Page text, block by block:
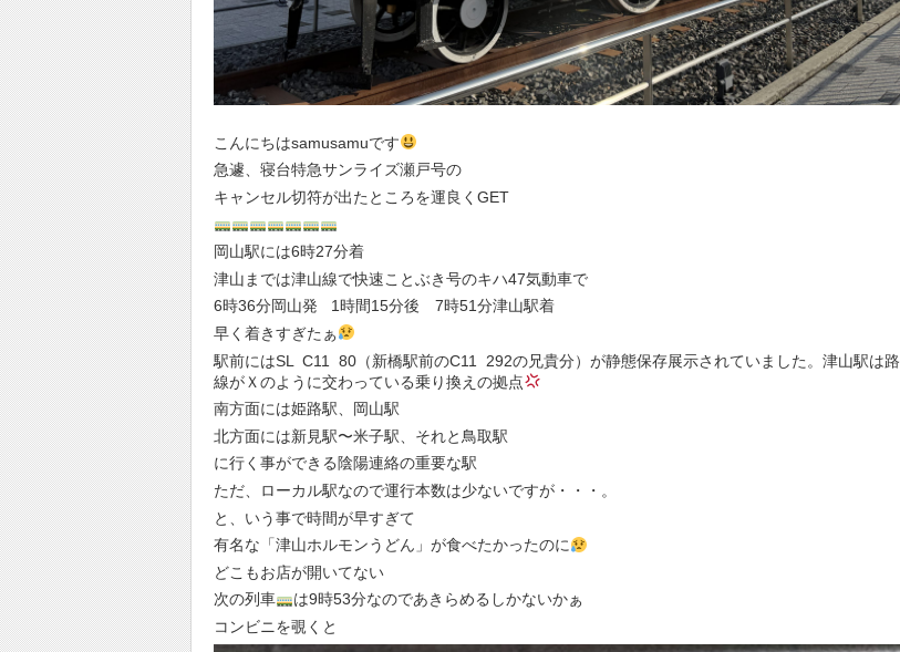
こんにちはsamusamuです
急遽、寝台特急サンライズ瀬戸号の
キャンセル切符が出たところを運良くGET
岡山駅には6時27分着
津山までは津山線で快速ことぶき号のキハ47気動車で
6時36分岡山発 1時間15分後 7時51分津山駅着
早く着きすぎたぁ
駅前にはSL C11 80（新橋駅前のC11 292の兄貴分）が静態保存展示されていました。津山駅は路
線がＸのように交わっている乗り換えの拠点
南方面には姫路駅、岡山駅
北方面には新見駅〜米子駅、それと鳥取駅
に行く事ができる陰陽連絡の重要な駅
ただ、ローカル駅なので運行本数は少ないですが・・・。
と、いう事で時間が早すぎて
有名な「津山ホルモンうどん」が食べたかったのに
どこもお店が開いてない
次の列車
は9時53分なのであきらめるしかないかぁ
コンビニを覗くと